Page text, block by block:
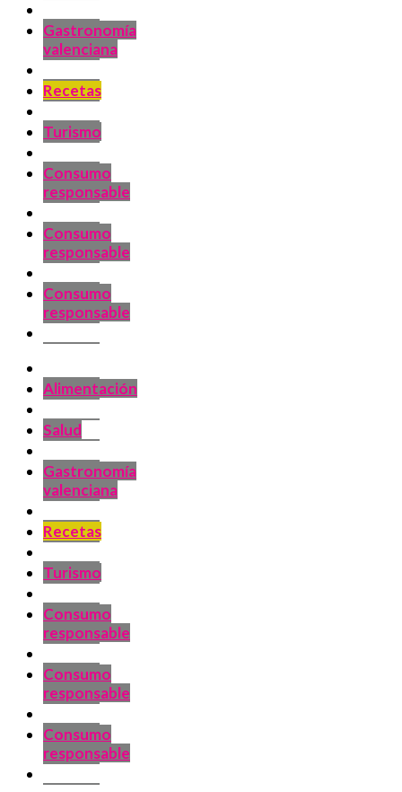
Gastronomía
valenciana
Recetas
Turismo
Consumo
responsable
Consumo
responsable
Consumo
responsable
Alimentación
Salud
Gastronomía
valenciana
Recetas
Turismo
Consumo
responsable
Consumo
responsable
Consumo
responsable